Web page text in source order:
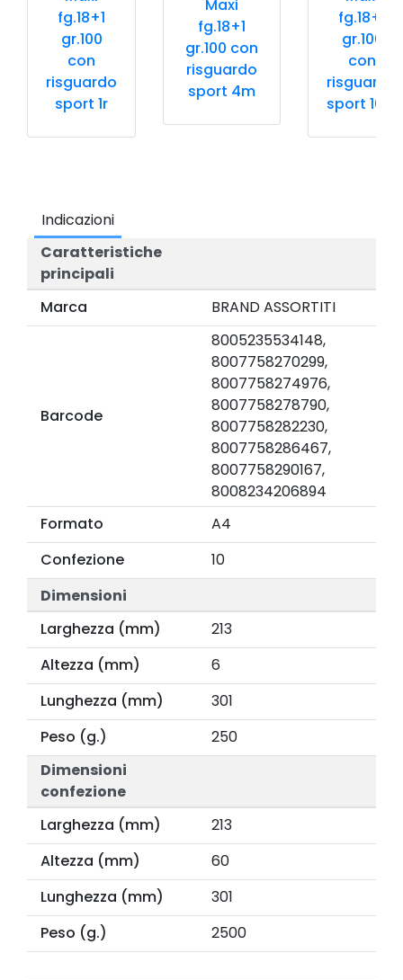
fg.18+1
gr.100
con
risguardo
sport 1r
Maxi
fg.18+1
gr.100 con
risguardo
sport 4m
fg.18+1
gr.100
con
risguardo
sport 10m
Indicazioni
Caratteristiche
principali
Marca
BRAND ASSORTITI
Barcode
8005235534148,
8007758270299,
8007758274976,
8007758278790,
8007758282230,
8007758286467,
8007758290167,
8008234206894
Formato
A4
Confezione
10
Dimensioni
Larghezza (mm)
213
Altezza (mm)
6
Lunghezza (mm)
301
Peso (g.)
250
Dimensioni
confezione
Larghezza (mm)
213
Altezza (mm)
60
Lunghezza (mm)
301
Peso (g.)
2500